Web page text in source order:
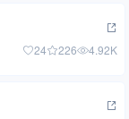
24 226 4.92K